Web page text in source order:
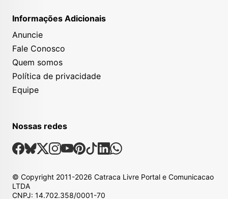
Informações Adicionais
Anuncie
Fale Conosco
Quem somos
Política de privacidade
Equipe
Nossas redes
Nossas Redes Sociais
Facebook
Bsky
X Instagram
Youtube
Pinterest
TiktokLinkedin
Whatsapp
© Copyright 2011-2026 Catraca Livre Portal e Comunicacao
LTDA
CNPJ: 14.702.358/0001-70